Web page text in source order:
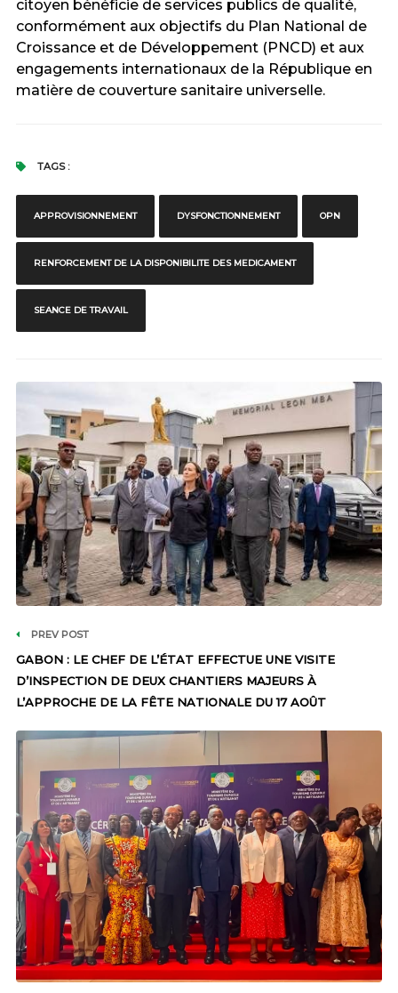
citoyen bénéficie de services publics de qualité,
conformément aux objectifs du Plan National de
Croissance et de Développement (PNCD) et aux
engagements internationaux de la République en
matière de couverture sanitaire universelle.
TAGS :
APPROVISIONNEMENT DYSFONCTIONNEMENT OPN
RENFORCEMENT DE LA DISPONIBILITE DES MEDICAMENT
SEANCE DE TRAVAIL
PREV POST
GABON : LE CHEF DE L’ÉTAT EFFECTUE UNE VISITE
D’INSPECTION DE DEUX CHANTIERS MAJEURS À
L’APPROCHE DE LA FÊTE NATIONALE DU 17 AOÛT